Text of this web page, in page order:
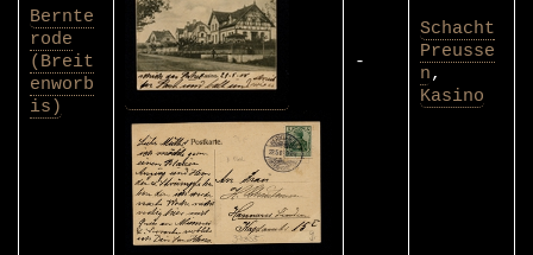
Bernte
rode
(Breit
enworb
is)
-
Schacht
Preusse
n,
Kasino